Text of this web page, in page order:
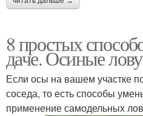
8 простых
даче. Осиные
Если осы на вашем участке
соседа, то есть способы
применение самодельных